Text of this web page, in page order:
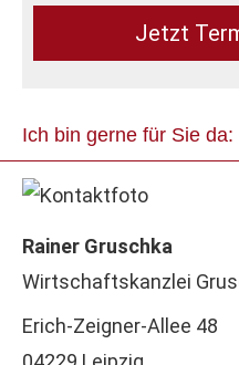
Jetzt
Ich bin gerne für Sie da:
Rainer Gruschka
Wirtschaftskanzlei
Erich-Zeigner-Allee 48